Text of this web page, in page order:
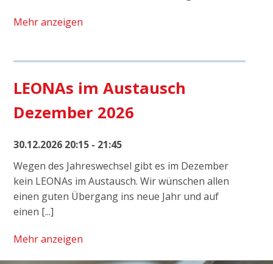
Mehr anzeigen
LEONAs im Austausch
Dezember 2026
30.12.2026 20:15 - 21:45
Wegen des Jahreswechsel gibt es im Dezember
kein LEONAs im Austausch. Wir wünschen allen
einen guten Übergang ins neue Jahr und auf
einen [...]
Mehr anzeigen